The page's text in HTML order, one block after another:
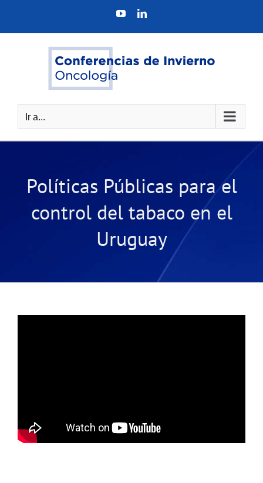
YouTubeLinkedIn
Ir a...
Políticas Públicas para el
control del tabaco en el
Uruguay